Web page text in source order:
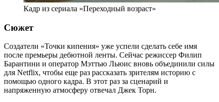
Кадр из сериала «Переходный возраст»
Сюжет
Создатели «Точки кипения» уже успели сделать себе имя
после премьеры дебютной ленты. Сейчас режиссер Филип
Барантини и оператор Мэттью Льюис вновь объединили силы
для Netflix, чтобы еще раз рассказать зрителям историю с
помощью одного кадра. В этот раз за сценарий и
напряженную атмосферу отвечал Джек Торн.